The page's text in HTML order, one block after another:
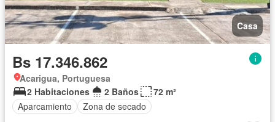
Casa
Bs 17.346.862
Acarigua, Portuguesa
2 Habitaciones
2 Baños
72 m²
Aparcamiento
Zona de secado